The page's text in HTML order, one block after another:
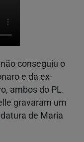
conseguiu o
e da ex-
ambos do PL.
gravaram um
de Maria